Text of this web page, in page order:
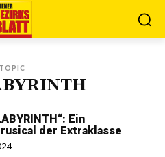
TOPIC
Ein
der Extraklasse